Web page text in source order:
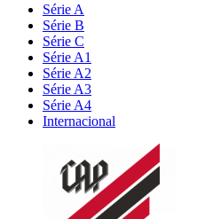
Série A
Série B
Série C
Série A1
Série A2
Série A3
Série A4
Internacional